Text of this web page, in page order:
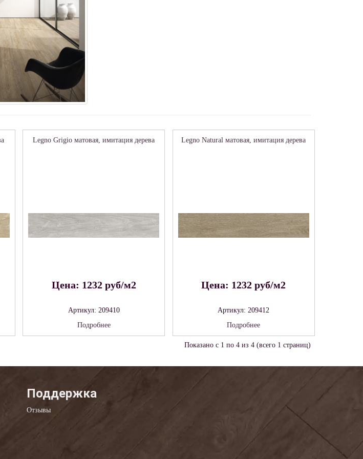
Legno Grigio матовая, имитация дерева
Цена: 1232 руб/м2
Артикул: 209410
Подробнее
Legno Natural матовая, имитация дерева
Цена: 1232 руб/м2
Артикул: 209412
Подробнее
Показано с 1 по 4 из 4 (всего 1 страниц)
Поддержка
Отзывы